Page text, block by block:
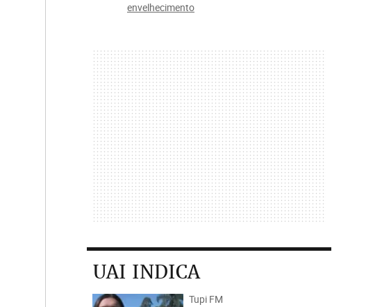
envelhecimento
UAI INDICA
Tupi FM